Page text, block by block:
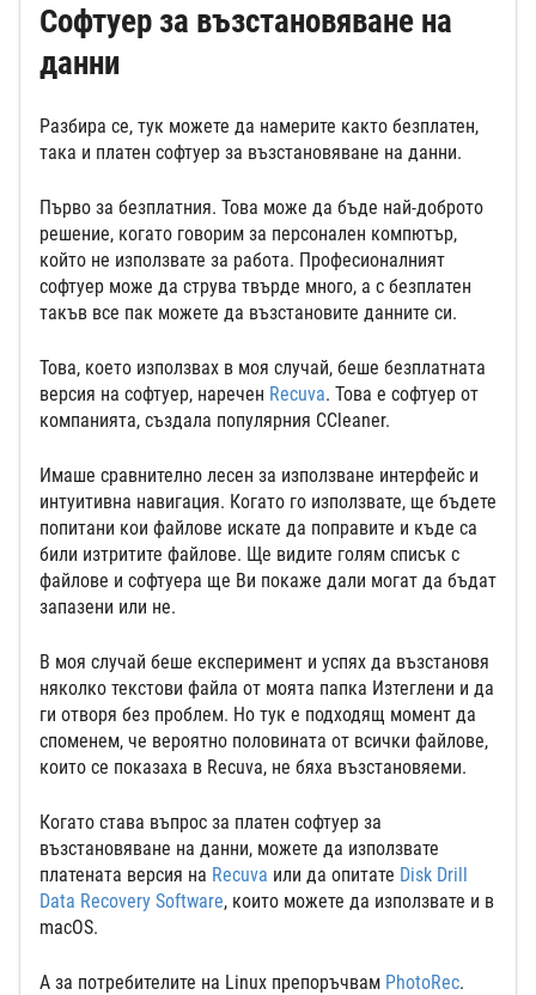
Софтуер за възстановяване на
данни
Разбира се, тук можете да намерите както безплатен,
така и платен софтуер за възстановяване на данни.
Първо за безплатния. Това може да бъде най-доброто
решение, когато говорим за персонален компютър,
който не използвате за работа. Професионалният
софтуер може да струва твърде много, а с безплатен
такъв все пак можете да възстановите данните си.
Това, което използвах в моя случай, беше безплатната
версия на софтуер, наречен Recuva. Това е софтуер от
компанията, създала популярния CCleaner.
Имаше сравнително лесен за използване интерфейс и
интуитивна навигация. Когато го използвате, ще бъдете
попитани кои файлове искате да поправите и къде са
били изтритите файлове. Ще видите голям списък с
файлове и софтуера ще Ви покаже дали могат да бъдат
запазени или не.
В моя случай беше експеримент и успях да възстановя
няколко текстови файла от моята папка Изтеглени и да
ги отворя без проблем. Но тук е подходящ момент да
споменем, че вероятно половината от всички файлове,
които се показаха в Recuva, не бяха възстановяеми.
Когато става въпрос за платен софтуер за
възстановяване на данни, можете да използвате
платената версия на Recuva или да опитате Disk Drill
Data Recovery Software, които можете да използвате и в
macOS.
А за потребителите на Linux препоръчвам PhotoRec.